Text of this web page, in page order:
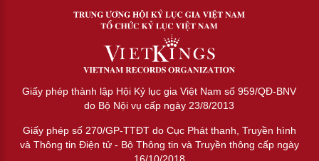
Giấy phép thành lập Hội Kỷ lục gia Việt Nam số 959/QĐ-BNV
do Bộ Nội vụ cấp ngày 23/8/2013
Giấy phép số 270/GP-TTĐT do Cục Phát thanh, Truyền hình
và Thông tin Điện tử - Bộ Thông tin và Truyền thông cấp ngày